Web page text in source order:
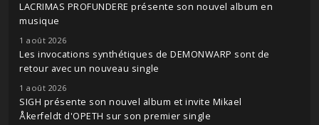
LACRIMAS PROFUNDERE présente son nouvel album en
musique
1 août 2026
Les invocations synthétiques de DEMONWARP sont de
retour avec un nouveau single
1 août 2026
SIGH présente son nouvel album et invite Mikael
Åkerfeldt d'OPETH sur son premier single